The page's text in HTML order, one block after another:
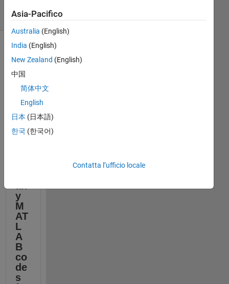
(30 giorni)
Ar
y
M
AT
L
A
B
co
de
s
Asia-Pacifico
Australia (English)
India (English)
New Zealand (English)
中国
简体中文
English
日本 (日本語)
한국 (한국어)
Contatta l’ufficio locale